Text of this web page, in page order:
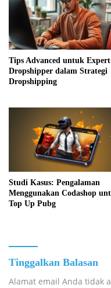
Tips Advanced untuk Expert
Dropshipper dalam Strategi
Dropshipping
Studi Kasus: Pengalaman
Menggunakan Codashop
Top Up Pubg
Tinggalkan Balasan
Alamat email Anda tidak